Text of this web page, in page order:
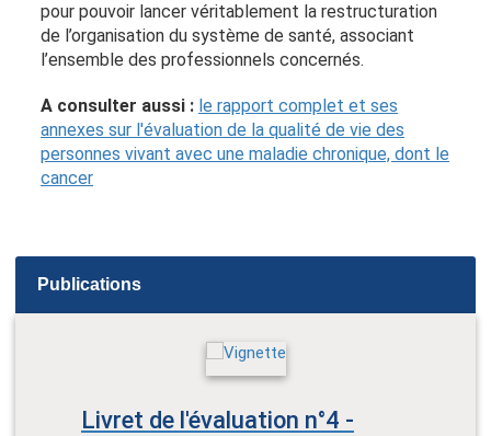
pour pouvoir lancer véritablement la restructuration
de l’organisation du système de santé, associant
l’ensemble des professionnels concernés.
A consulter aussi : le rapport complet et ses
annexes sur l'évaluation de la qualité de vie des
personnes vivant avec une maladie chronique, dont le
cancer
Publications
Livret de l'évaluation n°4 -